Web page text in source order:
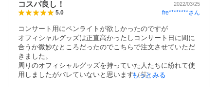
コスパ良し！ 2022/03/25
5.0 fre********さん
コンサート用にペンライトが欲しかったのですが
オフィシャルグッズは正直高かったしコンサート日に間に
合うか微妙なところだったのでこちらで注文させていただ
きました。
周りのオフィシャルグッズを持っていた人たちに紛れて使
用しましたがバレていないと思います（笑）
もっとみる